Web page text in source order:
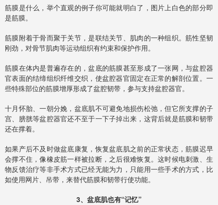
筋膜是什么，举个直观的例子你可能就明白了，图片上白色的部分即
是筋膜。
筋膜附着于骨而聚于关节，是联结关节、肌肉的一种组织。筋性坚韧
刚劲，对骨节肌肉等运动组织有约束和保护作用。
筋膜在体内是普遍存在的，盆底的筋膜甚至形成了一张网，与盆腔器
官表面的结缔组织纤维交织，使盆腔器官固定在正常的解剖位置。一
些特殊部位的筋膜增厚形成了盆腔韧带，参与支持盆腔器官。
十月怀胎、一朝分娩，盆底肌不可避免地损伤松弛，但它所支撑的子
宫、膀胱等盆腔器官还不至于一下子掉出来，这背后就是筋膜和韧带
还在撑着。
如果产后不及时做盆底康复，恢复盆底肌之前的正常状态，筋膜迟早
会撑不住，像橡皮筋一样被拉断，之后很难恢复。这时候电刺激、生
物反馈治疗等非手术方式已经无能为力，只能用一些手术的方式，比
如使用网片、吊带，来替代筋膜和韧带行使功能。
3、盆底肌也有“记忆”